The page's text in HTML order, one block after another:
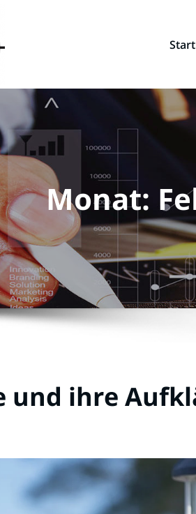
Start
Monat:
und ihre